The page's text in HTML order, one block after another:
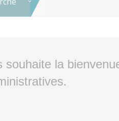
la